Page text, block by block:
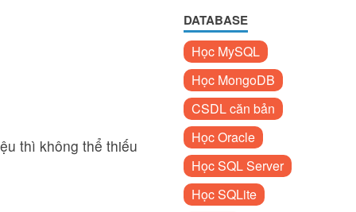
thì không thể thiếu
DATABASE
Học MySQL
Học MongoDB
CSDL căn bản
Học Oracle
Học SQL Server
Học SQLite